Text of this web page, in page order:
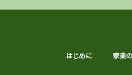
はじめに 家業